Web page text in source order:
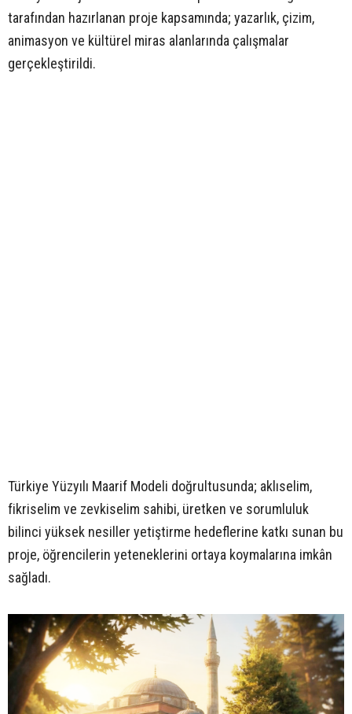
tarafından hazırlanan proje kapsamında; yazarlık, çizim,
animasyon ve kültürel miras alanlarında çalışmalar
gerçekleştirildi.
Türkiye Yüzyılı Maarif Modeli doğrultusunda; aklıselim,
fikriselim ve zevkiselim sahibi, üretken ve sorumluluk
bilinci yüksek nesiller yetiştirme hedeflerine katkı sunan bu
proje, öğrencilerin yeteneklerini ortaya koymalarına imkân
sağladı.